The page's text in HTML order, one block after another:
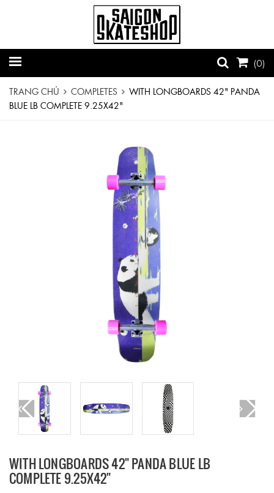
(0)
TRANG CHỦ COMPLETES
WITH LONGBOARDS 42" PANDA
BLUE LB COMPLETE 9.25X42"
WITH LONGBOARDS 42" PANDA BLUE LB
COMPLETE 9.25X42"